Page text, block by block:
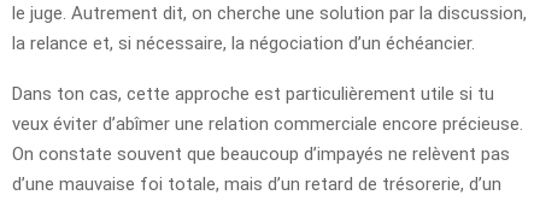
le juge. Autrement dit, on cherche une solution par la discussion,
la relance et, si nécessaire, la négociation d’un échéancier.
Dans ton cas, cette approche est particulièrement utile si tu
veux éviter d’abîmer une relation commerciale encore précieuse.
On constate souvent que beaucoup d’impayés ne relèvent pas
d’une mauvaise foi totale, mais d’un retard de trésorerie, d’un